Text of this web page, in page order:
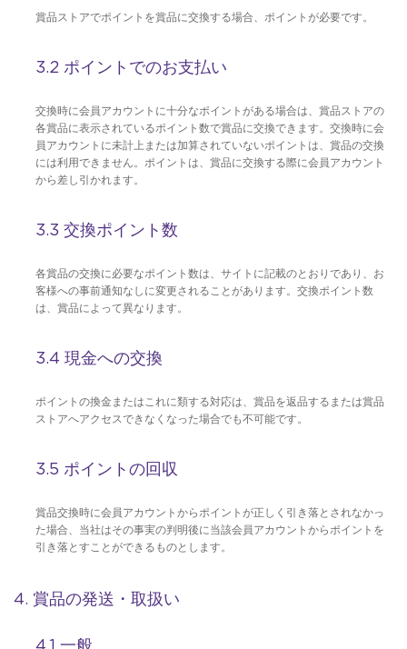
賞品ストアでポイントを賞品に交換する場合、ポイントが必要です。
3.2 ポイントでのお支払い
交換時に会員アカウントに十分なポイントがある場合は、賞品ストアの
各賞品に表示されているポイント数で賞品に交換できます。交換時に会
員アカウントに未計上または加算されていないポイントは、賞品の交換
には利用できません。ポイントは、賞品に交換する際に会員アカウント
から差し引かれます。
3.3 交換ポイント数
各賞品の交換に必要なポイント数は、サイトに記載のとおりであり、お
客様への事前通知なしに変更されることがあります。交換ポイント数
は、賞品によって異なります。
3.4 現金への交換
ポイントの換金またはこれに類する対応は、賞品を返品するまたは賞品
ストアへアクセスできなくなった場合でも不可能です。
3.5 ポイントの回収
賞品交換時に会員アカウントからポイントが正しく引き落とされなかっ
た場合、当社はその事実の判明後に当該会員アカウントからポイントを
引き落とすことができるものとします。
4. 賞品の発送・取扱い